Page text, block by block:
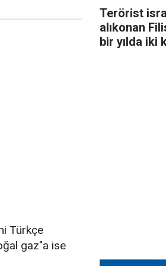
Türkçe
gaz"a ise
Terörist
alıkonan
bir yılda iki